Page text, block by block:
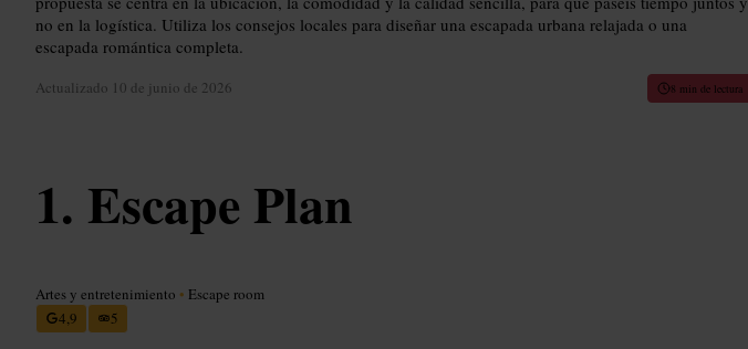
no en la logística. Utiliza los consejos locales para diseñar una escapada urbana relajada o una
escapada romántica completa.
Actualizado 10 de junio de 2026 8 min de lectura
Escape Plan
Artes y entretenimiento • Escape room
4,9
5